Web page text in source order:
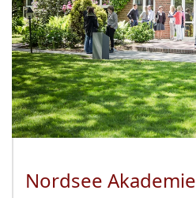
Nordsee Akademie